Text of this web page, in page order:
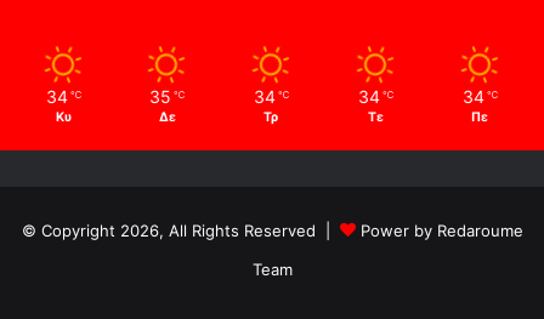
34 ℃
Κυ
35 ℃
Δε
34 ℃
Τρ
34 ℃
Τε
34 ℃
Πε
© Copyright 2026, All Rights Reserved |
Power by Redaroume
Team